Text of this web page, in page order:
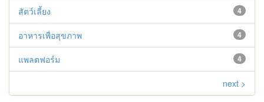
4
สัตว์เลี้ยง
4
อาหารเพื่อสุขภาพ
4
แพลตฟอร์ม
next >